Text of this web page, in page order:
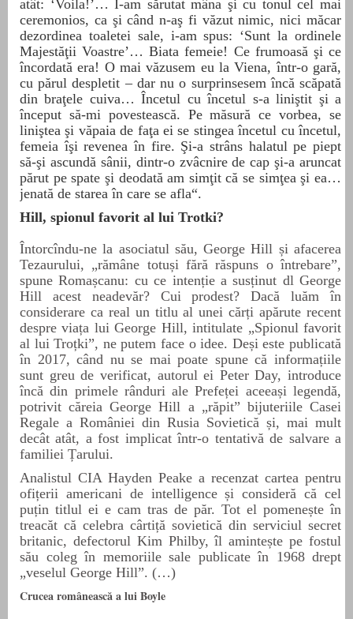
atât: ‘Voila!’… I-am sărutat mâna şi cu tonul cel mai
ceremonios, ca şi când n-aş fi văzut nimic, nici măcar
dezordinea toaletei sale, i-am spus: ‘Sunt la ordinele
Majestăţii Voastre’… Biata femeie! Ce frumoasă şi ce
încordată era! O mai văzusem eu la Viena, într-o gară,
cu părul despletit – dar nu o surprinsesem încă scăpată
din braţele cuiva… Încetul cu încetul s-a liniştit şi a
început să-mi povestească. Pe măsură ce vorbea, se
liniştea şi văpaia de faţa ei se stingea încetul cu încetul,
femeia îşi revenea în fire. Şi-a strâns halatul pe piept
să-şi ascundă sânii, dintr-o zvâcnire de cap şi-a aruncat
părut pe spate şi deodată am simţit că se simţea şi ea…
jenată de starea în care se afla“.
Hill, spionul favorit al lui Trotki?
Întorcîndu-ne la asociatul său, George Hill și afacerea
Tezaurului, „rămâne totuși fără răspuns o întrebare”,
spune Romașcanu: cu ce intenție a susținut dl George
Hill acest neadevăr? Cui prodest? Dacă luăm în
considerare ca real un titlu al unei cărți apărute recent
despre viața lui George Hill, intitulate „Spionul favorit
al lui Troțki”, ne putem face o idee. Deși este publicată
în 2017, când nu se mai poate spune că informațiile
sunt greu de verificat, autorul ei Peter Day, introduce
încă din primele rânduri ale Prefeței aceeași legendă,
potrivit căreia George Hill a „răpit” bijuteriile Casei
Regale a României din Rusia Sovietică și, mai mult
decât atât, a fost implicat într-o tentativă de salvare a
familiei Țarului.
Analistul CIA Hayden Peake a recenzat cartea pentru
ofițerii americani de intelligence și consideră că cel
puțin titlul ei e cam tras de păr. Tot el pomenește în
treacăt că celebra cârtiță sovietică din serviciul secret
britanic, defectorul Kim Philby, îl amintește pe fostul
său coleg în memoriile sale publicate în 1968 drept
„veselul George Hill”. (…)
Crucea românească a lui Boyle